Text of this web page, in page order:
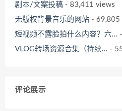
剧本/文案投稿 - 83,411 views
无版权背景音乐的网站 - 69,805
短视频不露脸拍什么内容？六...
VLOG转场资源合集（持续... -
评论展示